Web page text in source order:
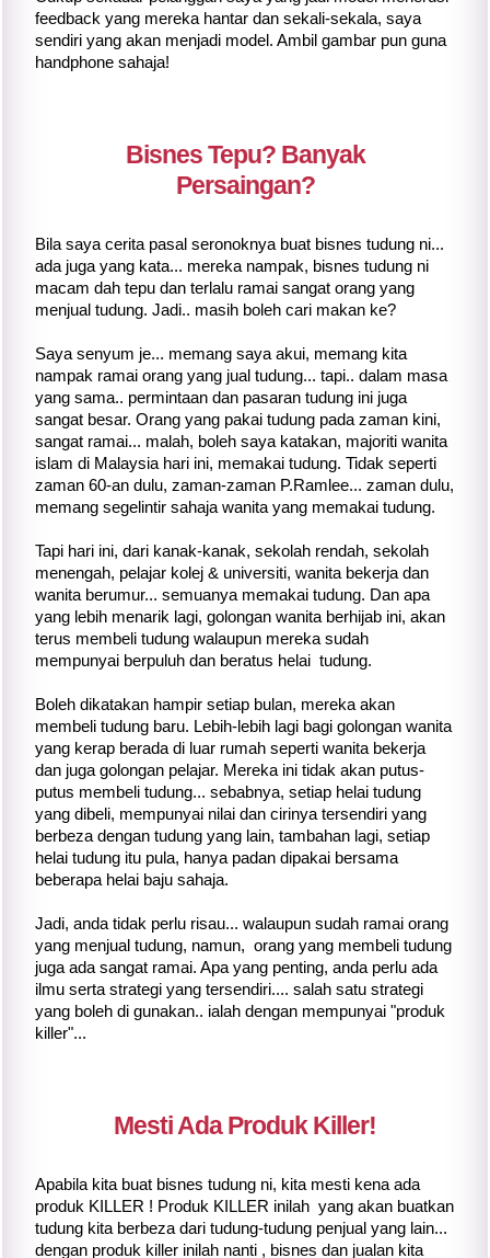
feedback yang mereka hantar dan sekali-sekala, saya
sendiri yang akan menjadi model. Ambil gambar pun guna
handphone sahaja!
Bisnes Tepu? Banyak
Persaingan?
Bila saya cerita pasal seronoknya buat bisnes tudung ni...
ada juga yang kata... mereka nampak, bisnes tudung ni
macam dah tepu dan terlalu ramai sangat orang yang
menjual tudung. Jadi.. masih boleh cari makan ke?
Saya senyum je... memang saya akui, memang kita
nampak ramai orang yang jual tudung... tapi.. dalam masa
yang sama.. permintaan dan pasaran tudung ini juga
sangat besar. Orang yang pakai tudung pada zaman kini,
sangat ramai... malah, boleh saya katakan, majoriti wanita
islam di Malaysia hari ini, memakai tudung. Tidak seperti
zaman 60-an dulu, zaman-zaman P.Ramlee... zaman dulu,
memang segelintir sahaja wanita yang memakai tudung.
Tapi hari ini, dari kanak-kanak, sekolah rendah, sekolah
menengah, pelajar kolej & universiti, wanita bekerja dan
wanita berumur... semuanya memakai tudung. Dan apa
yang lebih menarik lagi, golongan wanita berhijab ini, akan
terus membeli tudung walaupun mereka sudah
mempunyai berpuluh dan beratus helai tudung.
Boleh dikatakan hampir setiap bulan, mereka akan
membeli tudung baru. Lebih-lebih lagi bagi golongan wanita
yang kerap berada di luar rumah seperti wanita bekerja
dan juga golongan pelajar. Mereka ini tidak akan putus-
putus membeli tudung... sebabnya, setiap helai tudung
yang dibeli, mempunyai nilai dan cirinya tersendiri yang
berbeza dengan tudung yang lain, tambahan lagi, setiap
helai tudung itu pula, hanya padan dipakai bersama
beberapa helai baju sahaja.
Jadi, anda tidak perlu risau... walaupun sudah ramai orang
yang menjual tudung, namun, orang yang membeli tudung
juga ada sangat ramai. Apa yang penting, anda perlu ada
ilmu serta strategi yang tersendiri.... salah satu strategi
yang boleh di gunakan.. ialah dengan mempunyai "produk
killer"...
Mesti Ada Produk Killer!
Apabila kita buat bisnes tudung ni, kita mesti kena ada
produk KILLER ! Produk KILLER inilah yang akan buatkan
tudung kita berbeza dari tudung-tudung penjual yang lain...
dengan produk killer inilah nanti , bisnes dan jualan kita